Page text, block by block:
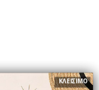
ΚΛΕΙΣΙΜΟ